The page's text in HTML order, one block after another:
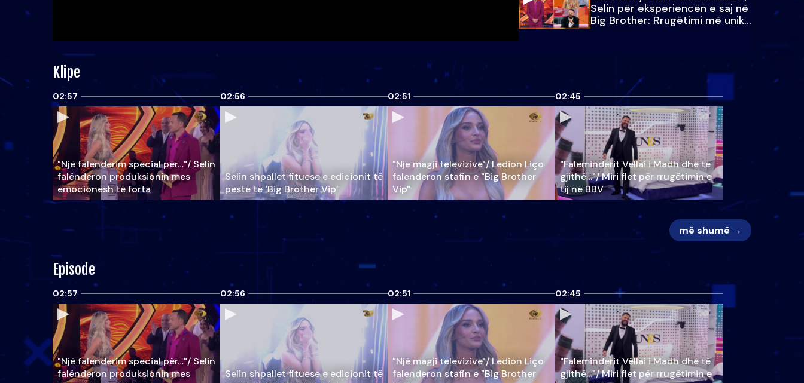
Selin për eksperiencën e saj në
Big Brother: Rrugëtimi më unik…
Klipe
02:57
"Një falenderim special për…"/ Selin
falënderon produksionin mes
emocionesh të forta
02:56
Selin shpallet fituese e edicionit të
pestë të ‘Big Brother Vip’
02:51
"Një magji televizive"/ Ledion Liço
falenderon stafin e "Big Brother
Vip"
02:45
"Faleminderit Vëllai i Madh dhe të
gjithë…"/ Miri flet për rrugëtimin e
tij në BBV
më shumë →
Episode
02:57
"Një falenderim special për…"/ Selin
falënderon produksionin mes
02:56
Selin shpallet fituese e edicionit të
02:51
"Një magji televizive"/ Ledion Liço
falenderon stafin e "Big Brother
02:45
"Faleminderit Vëllai i Madh dhe të
gjithë…"/ Miri flet për rrugëtimin e